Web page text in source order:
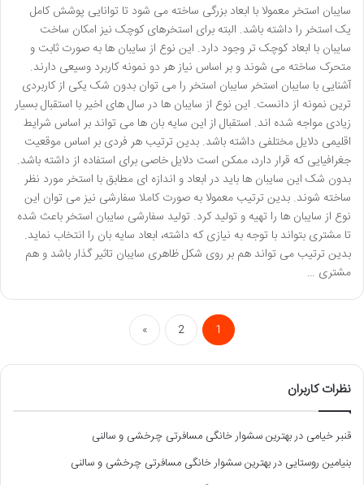
سایبان استخر معمولا با ابعاد بزرگی ساخته می شود تا توانایی پوشش کامل
یک استخر را داشته باشد. البته برای استخرهای کوچک نیز امکان ساخت
سایبان با ابعاد کوچک تر وجود دارد. این نوع از سایبان ها به صورت ثابت و
متحرک ساخته می شوند و بر اساس نیاز هر دو نمونه کاربرد وسیعی دارند.
آشنایی با سایبان استخر سایبان استخر را می توان بدون شک یکی از کاربردی
ترین نمونه از دانست. این نوع از سایبان ها در سال های اخیر با استقبال بسیار
زیادی مواجه شده اند. استقبال از این سایه بان ها می تواند بر اساس شرایط
اقلیمی دلایل مختلفی داشته باشد. بدین ترتیب هر فردی بر اساس موقعیت
جغرافیایی که قرار دارد، ممکن است دلایل خاصی برای استفاده از داشته باشد.
بدون شک این سایبان ها باید در ابعاد و اندازه ای مطابق با استخر مورد نظر
ساخته شوند. بدین ترتیب معمولا به صورت کاملا سفارشی نیز می توان این
نوع از سایبان ها را تهیه و تولید کرد. تولید سفارشی سایبان استخر باعث شده
تا مشتری بتواند با توجه به نیازی که داشته، ابعاد سایه بان را انتخاب نماید.
بدین ترتیب می تواند هم بر روی شکل ظاهری سایبان تاثیر گذار باشد و هم
مشتری …
1
2
»
نظرات کاربران
قنبر خیامی دربهترین سشوار خانگی مسافرتی چرخشی و سالنی
بنیامین روستایی دربهترین سشوار خانگی مسافرتی چرخشی و سالنی